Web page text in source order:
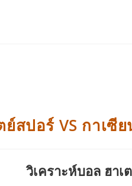
ย์สปอร์ VS กาเซี
วิเคราะห์บอล ฮาเ